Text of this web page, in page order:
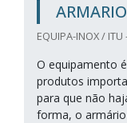
EQUIPA-INOX / ITU
O equipamento
produtos
para que não
forma, o